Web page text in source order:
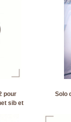
pour
sib et
Solo